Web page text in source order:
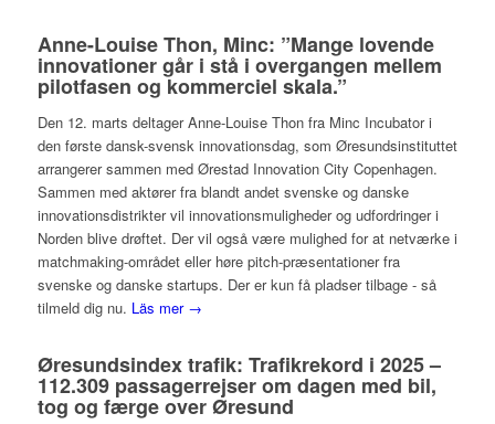
Anne-Louise Thon, Minc: ”Mange lovende
innovationer går i stå i overgangen mellem
pilotfasen og kommerciel skala.”
Den 12. marts deltager Anne-Louise Thon fra Minc Incubator i
den første dansk-svensk innovationsdag, som Øresundsinstituttet
arrangerer sammen med Ørestad Innovation City Copenhagen.
Sammen med aktører fra blandt andet svenske og danske
innovationsdistrikter vil innovationsmuligheder og udfordringer i
Norden blive drøftet. Der vil også være mulighed for at netværke i
matchmaking-området eller høre pitch-præsentationer fra
svenske og danske startups. Der er kun få pladser tilbage - så
tilmeld dig nu. Läs mer →
Øresundsindex trafik: Trafikrekord i 2025 –
112.309 passagerrejser om dagen med bil,
tog og færge over Øresund